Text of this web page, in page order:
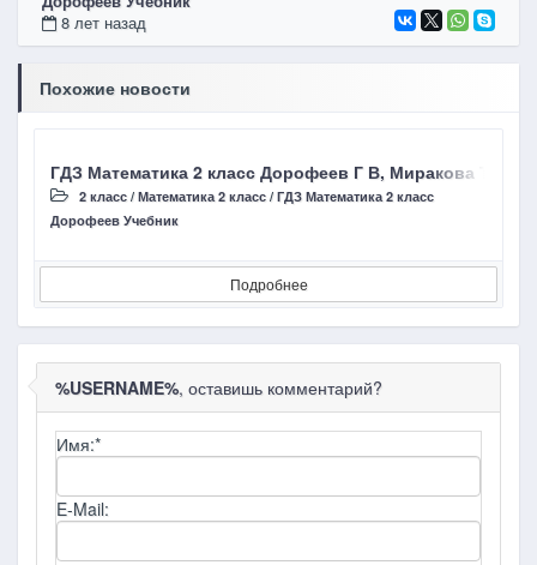
8 лет назад
Похожие новости
ГДЗ Математика 2 класс Дорофеев Г В, Миракова Т Н
2 класс / Математика 2 класс / ГДЗ Математика 2 класс
Дорофеев Учебник
Подробнее
%USERNAME%, оставишь комментарий?
Имя:*
E-Mail: